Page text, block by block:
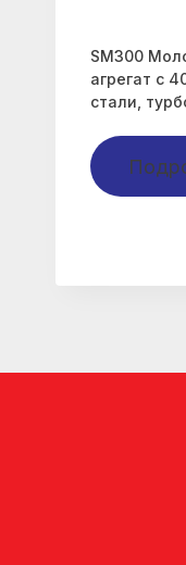
SM300
агрегат с
стали,